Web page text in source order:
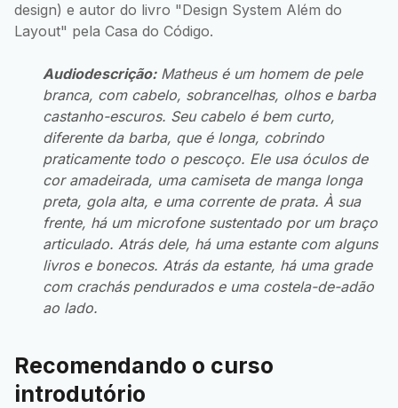
design) e autor do livro "Design System Além do
Layout" pela Casa do Código.
Audiodescrição:Matheus é um homem de pele
branca, com cabelo, sobrancelhas, olhos e barba
castanho-escuros. Seu cabelo é bem curto,
diferente da barba, que é longa, cobrindo
praticamente todo o pescoço. Ele usa óculos de
cor amadeirada, uma camiseta de manga longa
preta, gola alta, e uma corrente de prata. À sua
frente, há um microfone sustentado por um braço
articulado. Atrás dele, há uma estante com alguns
livros e bonecos. Atrás da estante, há uma grade
com crachás pendurados e uma costela-de-adão
ao lado.
Recomendando o curso
introdutório